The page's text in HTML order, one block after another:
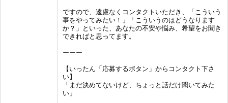
ですので、遠慮なくコンタクトいただき、「こういう
事をやってみたい！」「こういうのはどうなります
か？」といった、あなたの不安や悩み、希望をお聞き
できればと思ってます。
ーーー
【いったん「応募するボタン」からコンタクト下さ
い】
「まだ決めてないけど、ちょっと話だけ聞いてみた
い」